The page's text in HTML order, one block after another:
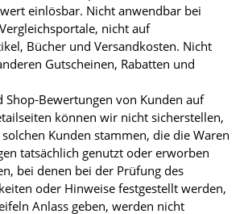
einlösbar. Nicht anwendbar bei
nicht auf
Bücher und Versandkosten. Nicht
Gutscheinen, Rabatten und
Shop-Bewertungen von Kunden auf
können wir nicht sicherstellen,
Kunden stammen, die die Waren
tatsächlich genutzt oder erworben
bei denen bei der Prüfung des
oder Hinweise festgestellt werden,
Anlass geben, werden nicht